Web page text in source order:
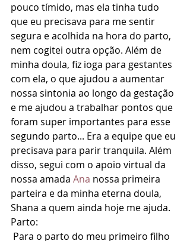
pouco tímido, mas ela tinha tudo
que eu precisava para me sentir
segura e acolhida na hora do parto,
nem cogitei outra opção. Além de
minha doula, fiz ioga para gestantes
com ela, o que ajudou a aumentar
nossa sintonia ao longo da gestação
e me ajudou a trabalhar pontos que
foram super importantes para esse
segundo parto... Era a equipe que eu
precisava para parir tranquila. Além
disso, segui com o apoio virtual da
nossa amada Ana nossa primeira
parteira e da minha eterna doula,
Shana a quem ainda hoje me ajuda.
Parto: